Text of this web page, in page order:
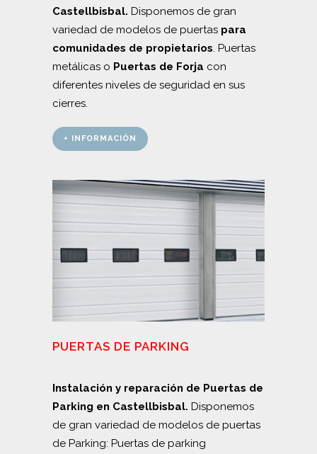
Castellbisbal. Disponemos de gran
variedad de modelos de puertas para
comunidades de propietarios. Puertas
metálicas o Puertas de Forja con
diferentes niveles de seguridad en sus
cierres.
+ INFORMACIÓN
PUERTAS DE PARKING
Instalación y reparación de Puertas de
Parking en Castellbisbal. Disponemos
de gran variedad de modelos de puertas
de Parking: Puertas de parking